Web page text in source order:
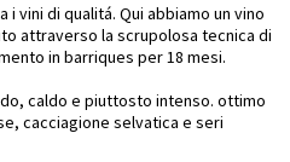
i vini di qualitá. Qui abbiamo un vino
attraverso la scrupolosa tecnica di
in barriques per 18 mesi.
caldo e piuttosto intenso. ottimo
cacciagione selvatica e seri